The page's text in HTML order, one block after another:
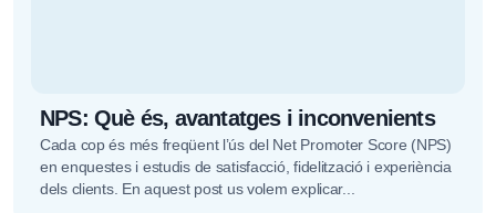
NPS: Què és, avantatges i inconvenients
Cada cop és més freqüent l’ús del Net Promoter Score (NPS)
en enquestes i estudis de satisfacció, fidelització i experiència
dels clients. En aquest post us volem explicar...